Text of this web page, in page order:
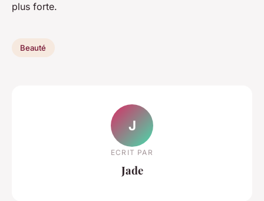
plus forte.
Beauté
J
ECRIT PAR
Jade